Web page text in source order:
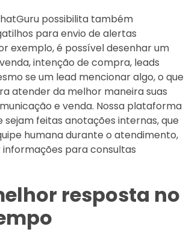
possibilita também
para envio de alertas
exemplo, é possível desenhar um
intenção de compra, leads
se um lead mencionar algo, o que
atender da melhor maneira suas
e venda. Nossa plataforma
sejam feitas anotações internas, que
humana durante o atendimento,
para consultas
resposta no